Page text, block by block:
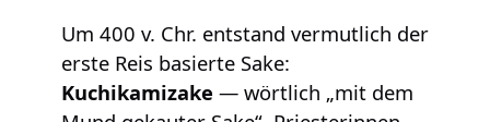
Um 400 v. Chr. entstand vermutlich der
erste Reis basierte Sake:
Kuchikamizake — wörtlich „mit dem